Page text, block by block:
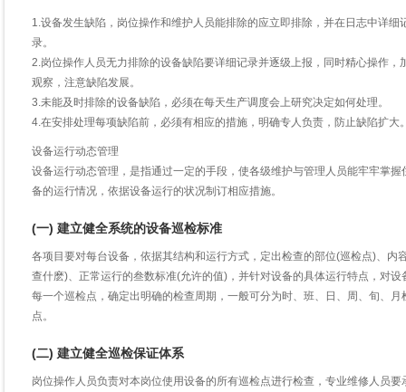
1.设备发生缺陷，岗位操作和维护人员能排除的应立即排除，并在日志中详细
录。
2.岗位操作人员无力排除的设备缺陷要详细记录并逐级上报，同时精心操作，
观察，注意缺陷发展。
3.未能及时排除的设备缺陷，必须在每天生产调度会上研究决定如何处理。
4.在安排处理每项缺陷前，必须有相应的措施，明确专人负责，防止缺陷扩大
设备运行动态管理
设备运行动态管理，是指通过一定的手段，使各级维护与管理人员能牢牢掌握
备的运行情况，依据设备运行的状况制订相应措施。
(一) 建立健全系统的设备巡检标准
各项目要对每台设备，依据其结构和运行方式，定出检查的部位(巡检点)、内
查什麽)、正常运行的叁数标准(允许的值)，并针对设备的具体运行特点，对设
每一个巡检点，确定出明确的检查周期，一般可分为时、班、日、周、旬、月
点。
(二) 建立健全巡检保证体系
岗位操作人员负责对本岗位使用设备的所有巡检点进行检查，专业维修人员要